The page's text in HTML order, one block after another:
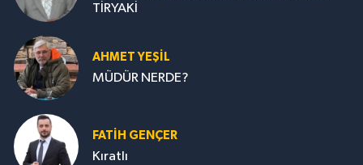
TİRYAKİ
AHMET YEŞİL
MÜDÜR NERDE?
FATIH GENÇER
Kıratlı